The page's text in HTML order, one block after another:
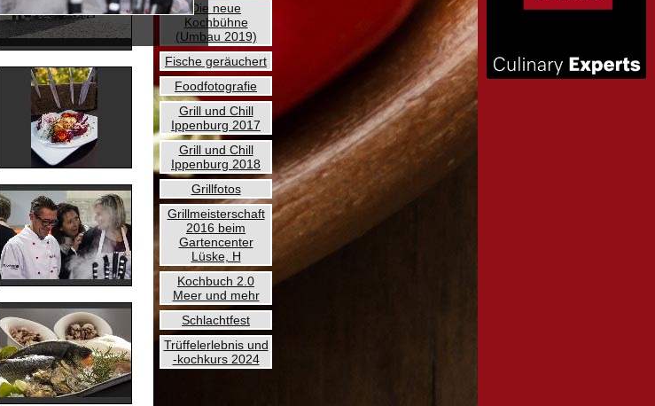
Die neue
Kochbühne
(Umbau 2019)
Fische geräuchert
Foodfotografie
Grill und Chill
Ippenburg 2017
Grill und Chill
Ippenburg 2018
Grillfotos
Grillmeisterschaft
2016 beim
Gartencenter
Lüske, H
Kochbuch 2.0
Meer und mehr
Schlachtfest
Trüffelerlebnis und
-kochkurs 2024